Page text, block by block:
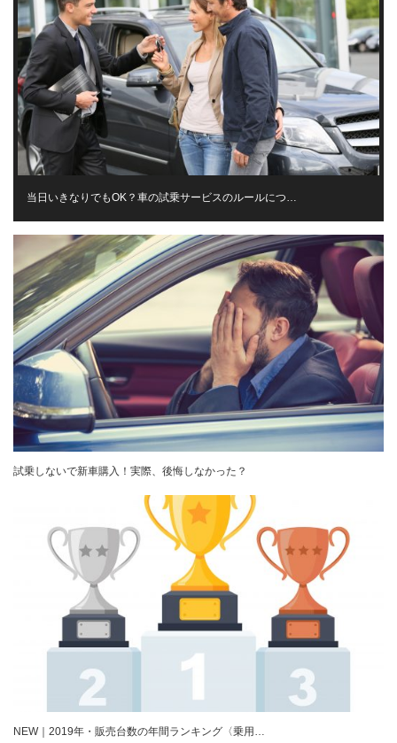
当日いきなりでもOK？車の試乗サービスのルールにつ…
試乗しないで新車購入！実際、後悔しなかった？
NEW｜2019年・販売台数の年間ランキング〈乗用…